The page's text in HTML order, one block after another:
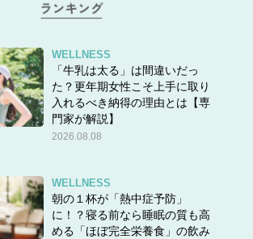
WELLNESS
「牛乳は太る」は間違いだっ
た？更年期女性こそ上手に取り
入れるべき納得の理由とは【専
門家が解説】
2026.08.08
WELLNESS
朝の１杯が「熱中症予防」
に！？寝る前なら睡眠の質も高
める「ほぼ完全栄養食」の飲み